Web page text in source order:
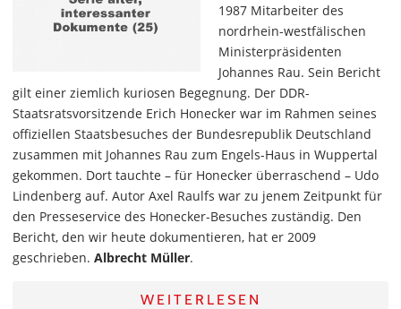
1987 Mitarbeiter des
nordrhein-westfälischen
Ministerpräsidenten
Johannes Rau. Sein Bericht
gilt einer ziemlich kuriosen Begegnung. Der DDR-
Staatsratsvorsitzende Erich Honecker war im Rahmen seines
offiziellen Staatsbesuches der Bundesrepublik Deutschland
zusammen mit Johannes Rau zum Engels-Haus in Wuppertal
gekommen. Dort tauchte – für Honecker überraschend – Udo
Lindenberg auf. Autor Axel Raulfs war zu jenem Zeitpunkt für
den Presseservice des Honecker-Besuches zuständig. Den
Bericht, den wir heute dokumentieren, hat er 2009
geschrieben. Albrecht Müller.
WEITERLESEN